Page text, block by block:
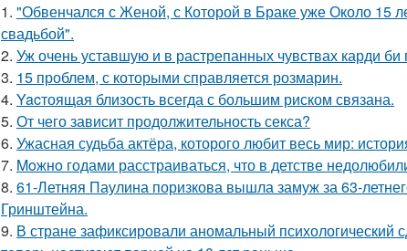
1. "Обвенчался с Женой, с Которой в Браке уже Около 15
свадьбой".
2. Уж очень уставшую и в растрепанных чувствах карди
3. 15 проблем, с которыми справляется розмарин.
4. Yacтоящая близость всегда с большим риском связана.
5. От чего зависит продолжительность секса?
6. Ужасная судьба актёра, которого любит весь мир:
7. Moжнo годами расстраиваться, что в детстве
8. 61-Летняя Паулина поризкова вышла замуж за 63-
Гринштейна.
9. В стране зафиксировали аномальный психологический